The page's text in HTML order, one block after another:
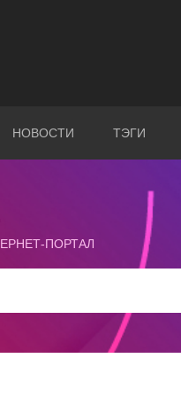
НОВОСТИ ТЭГИ
ПОРТАЛ